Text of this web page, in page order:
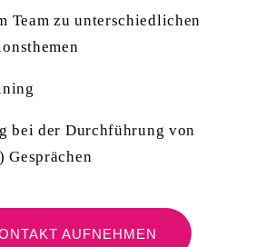
Team zu unterschiedlichen
bei der Durchführung von
Gesprächen
AUFNEHMEN